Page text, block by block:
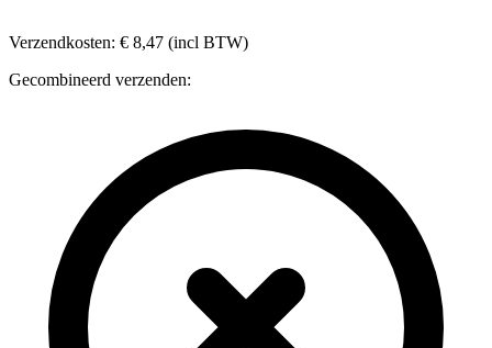
Verzendkosten: € 8,47 (incl BTW)
Gecombineerd verzenden: